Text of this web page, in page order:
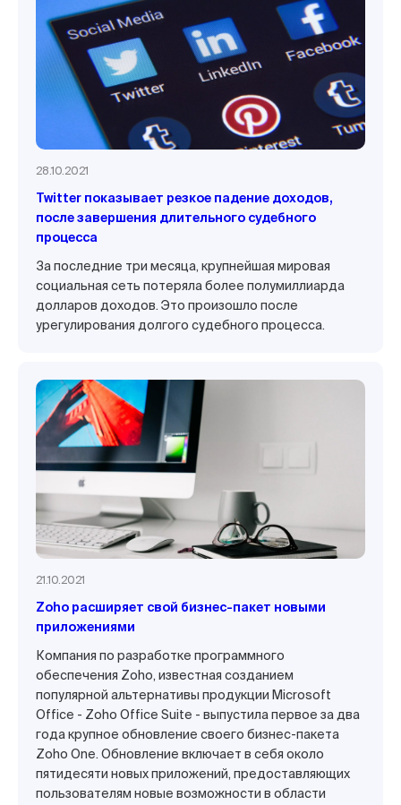
28.10.2021
Twitter показывает резкое падение доходов,
после завершения длительного судебного
процесса
За последние три месяца, крупнейшая мировая
социальная сеть потеряла более полумиллиарда
долларов доходов. Это произошло после
урегулирования долгого судебного процесса.
21.10.2021
Zoho расширяет свой бизнес-пакет новыми
приложениями
Компания по разработке программного
обеспечения Zoho, известная созданием
популярной альтернативы продукции Microsoft
Office - Zoho Office Suite - выпустила первое за два
года крупное обновление своего бизнес-пакета
Zoho One. Обновление включает в себя около
пятидесяти новых приложений, предоставляющих
пользователям новые возможности в области